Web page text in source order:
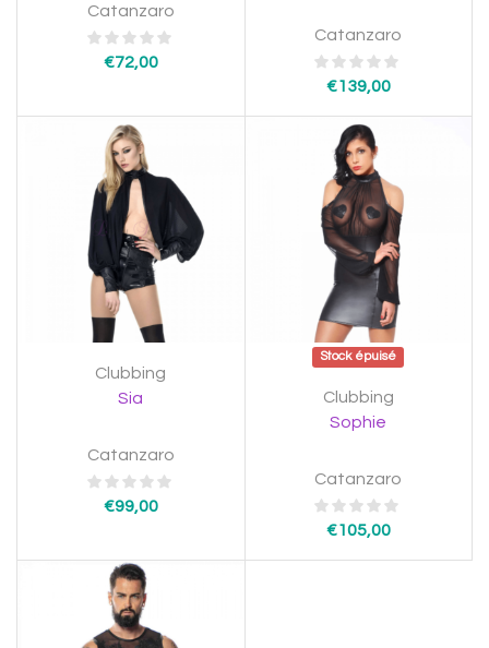
Catanzaro
€72,00
Catanzaro
€139,00
Clubbing
Sia
Catanzaro
€99,00
Stock épuisé
Clubbing
Sophie
Catanzaro
€105,00